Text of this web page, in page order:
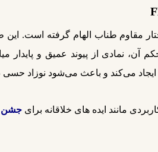
مقاوم طناب الهام گرفته است.
نمادی از پیوند عمیق و پایدار
می‌کند و باعث می‌شود نوزاد
مانند ایده‌ های خلاقانه برایجشن